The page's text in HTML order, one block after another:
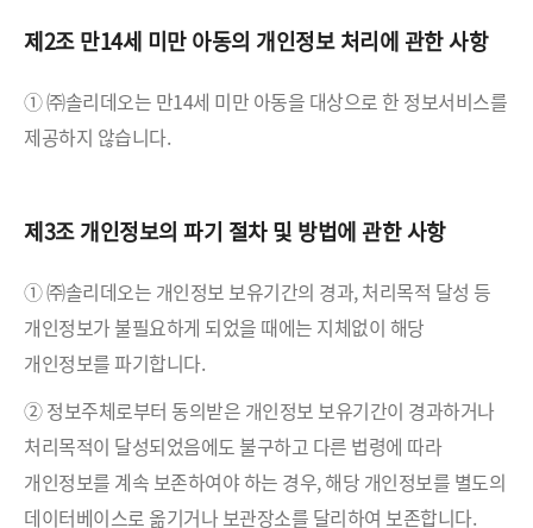
제2조 만14세 미만 아동의 개인정보 처리에 관한 사항
① ㈜솔리데오는 만14세 미만 아동을 대상으로 한 정보서비스를
제공하지 않습니다.
제3조 개인정보의 파기 절차 및 방법에 관한 사항
① ㈜솔리데오는 개인정보 보유기간의 경과, 처리목적 달성 등
개인정보가 불필요하게 되었을 때에는 지체없이 해당
개인정보를 파기합니다.
② 정보주체로부터 동의받은 개인정보 보유기간이 경과하거나
처리목적이 달성되었음에도 불구하고 다른 법령에 따라
개인정보를 계속 보존하여야 하는 경우, 해당 개인정보를 별도의
데이터베이스로 옮기거나 보관장소를 달리하여 보존합니다.